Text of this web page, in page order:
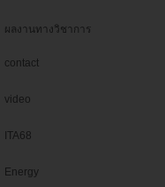
ผลงานทางวิชาการ
contact
video
ITA68
Energy